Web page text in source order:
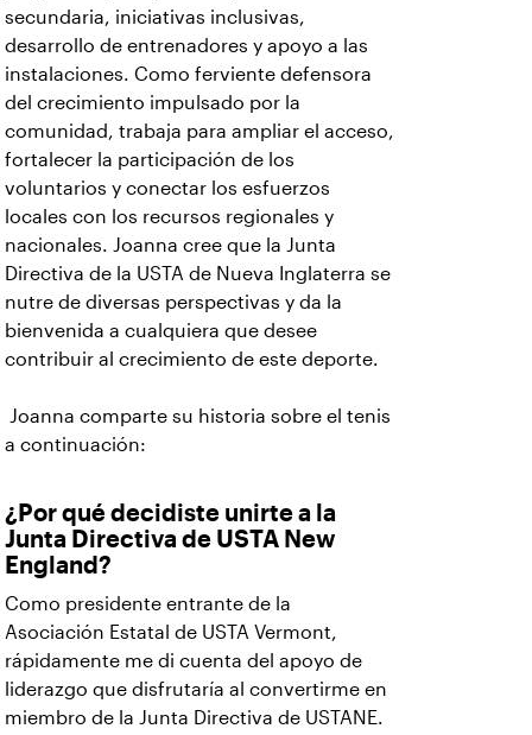
secundaria, iniciativas inclusivas,
desarrollo de entrenadores y apoyo a las
instalaciones. Como ferviente defensora
del crecimiento impulsado por la
comunidad, trabaja para ampliar el acceso,
fortalecer la participación de los
voluntarios y conectar los esfuerzos
locales con los recursos regionales y
nacionales. Joanna cree que la Junta
Directiva de la USTA de Nueva Inglaterra se
nutre de diversas perspectivas y da la
bienvenida a cualquiera que desee
contribuir al crecimiento de este deporte.
Joanna comparte su historia sobre el tenis
a continuación:
¿Por qué decidiste unirte a la
Junta Directiva de USTA New
England?
Como presidente entrante de la
Asociación Estatal de USTA Vermont,
rápidamente me di cuenta del apoyo de
liderazgo que disfrutaría al convertirme en
miembro de la Junta Directiva de USTANE.